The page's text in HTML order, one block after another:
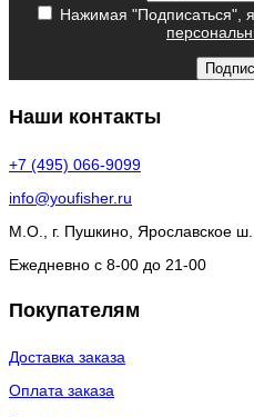
Нажимая "Подписаться",
Наши контакты
+7 (495) 066-9099
info@youfisher.ru
М.О., г. Пушкино, Ярославское
Ежедневно с 8-00 до 21-00
Покупателям
Доставка заказа
Оплата заказа